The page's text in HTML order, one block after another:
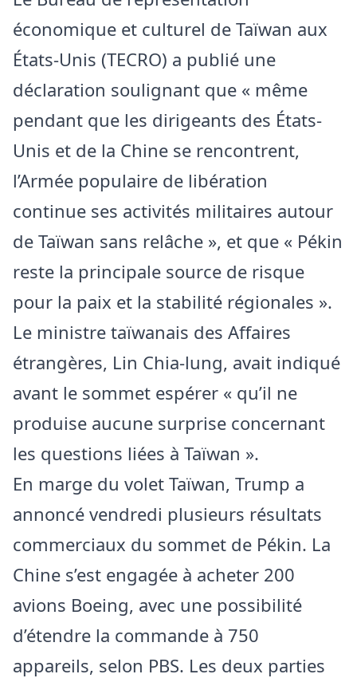
économique et culturel de Taïwan aux
États-Unis (TECRO) a publié une
déclaration soulignant que « même
pendant que les dirigeants des États-
Unis et de la Chine se rencontrent,
l’Armée populaire de libération
continue ses activités militaires autour
de Taïwan sans relâche », et que « Pékin
reste la principale source de risque
pour la paix et la stabilité régionales ».
Le ministre taïwanais des Affaires
étrangères, Lin Chia-lung, avait indiqué
avant le sommet espérer « qu’il ne
produise aucune surprise concernant
les questions liées à Taïwan ».
En marge du volet Taïwan, Trump a
annoncé vendredi plusieurs résultats
commerciaux du sommet de Pékin. La
Chine s’est engagée à acheter 200
avions Boeing, avec une possibilité
d’étendre la commande à 750
appareils, selon PBS. Les deux parties